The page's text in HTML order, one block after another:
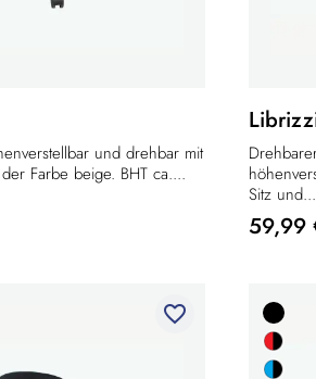
und drehbar mit
Farbe beige. BHT ca....
Sitz und...
59,99
favorite_border